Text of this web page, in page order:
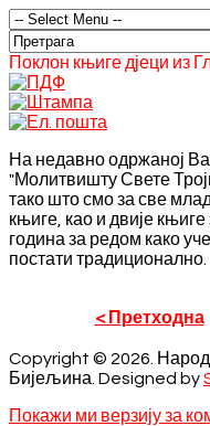
Поклон књиге дјеци из
На недавно одржаној
"Молитвишту Свете
тако што смо за све
књиге, као и двије књиге
година за редом како
постати традиционално.
< Претходна
Copyright © 2026.
Бијељина. Designed by
Покажи ми верзију за